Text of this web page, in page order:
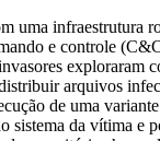
uma infraestrutura
e controle
exploraram
arquivos
de uma
sistema da vítima e